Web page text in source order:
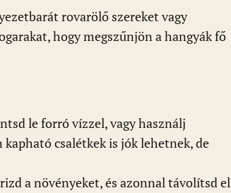
rovarölő szereket vagy
hogy megszűnjön a hangyák fő
le forró vízzel, vagy használj
csalétkek is jók lehetnek, de
a növényeket, és azonnal távolítsd el